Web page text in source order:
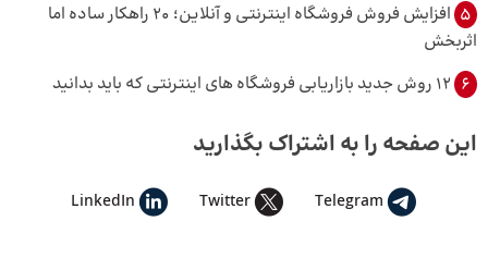
5
افزایش فروش فروشگاه اینترنتی و آنلاین؛ 20 راهکار ساده اما
اثربخش
6
این صفحه را به اشتراک بگذارید
Telegram
Twitter
LinkedIn